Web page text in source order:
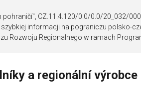
CZ.11.4.120/0.0/0.0/20_032/
informacji na pograniczu polsko-
Rozwoju Regionalnego w ramach
a regionální